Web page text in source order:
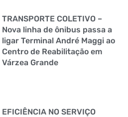
TRANSPORTE COLETIVO –
Nova linha de ônibus passa a
ligar Terminal André Maggi ao
Centro de Reabilitação em
Várzea Grande
EFICIÊNCIA NO SERVIÇO